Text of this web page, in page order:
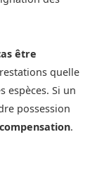
être
quelle
espèces. Si un
possession
.